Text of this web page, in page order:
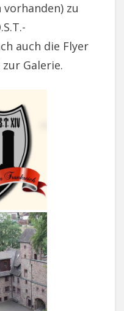
zu
auch die Flyer
Galerie.